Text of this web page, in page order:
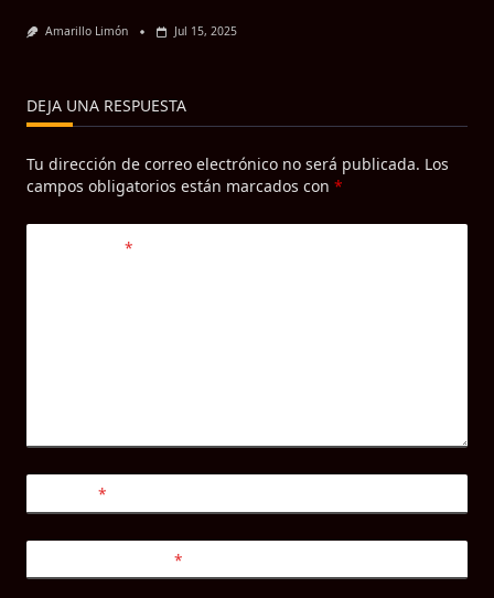
Amarillo Limón Jul 15, 2025
DEJA UNA RESPUESTA
Tu dirección de correo electrónico no será publicada. Los
campos obligatorios están marcados con *
*
*
*